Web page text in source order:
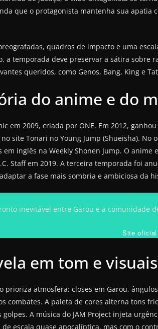
que o protagonista mantenha sua apatia
quadros de impacto e uma
a temporada deve preservar a sátira sobre
queridos, como Genos, Bang, King e
do anime e do
em 2009, criada por ONE. Em 2012,
site Tonari no Young Jump (Shueisha). No
inglês na Weekly Shonen Jump. O anime
Staff em 2019. A terceira temporada foi
a fase mais sombria e ambiciosa da
inevitável entre Garou e a comunidade
Site oficial
em tom e visuais
prioriza atmosfera: closes em Garou,
combates. A paleta de cores alterna tons
A música do JAM Project injeta
escala quase apocalíptica, mas com o